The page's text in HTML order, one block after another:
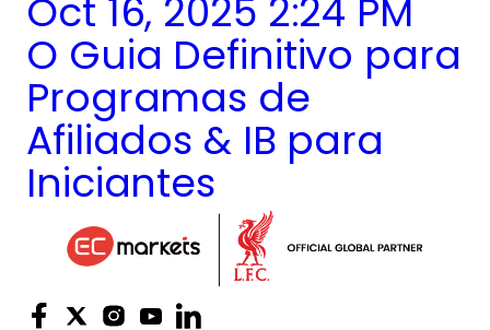
Oct 16, 2025 2:24 PM
O Guia Definitivo para
Programas de
Afiliados & IB para
Iniciantes